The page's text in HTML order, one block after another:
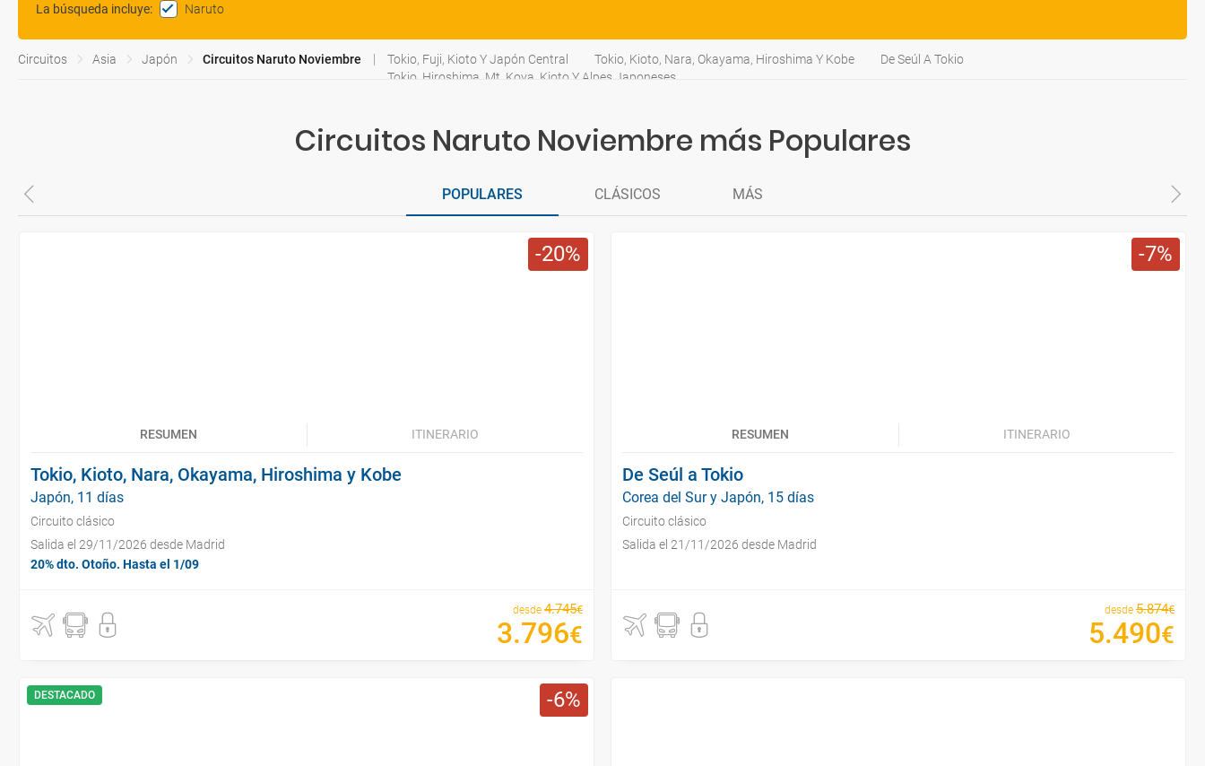
La búsqueda incluye: Naruto
Circuitos Asia Japón Circuitos Naruto Noviembre Tokio, Fuji, Kioto Y Japón Central Tokio, Kioto, Nara, Okayama, Hiroshima Y Kobe
De Seúl A Tokio
Tokio, Hiroshima, Mt. Koya, Kioto Y Alpes Japoneses
Circuitos Naruto Noviembre más Populares
POPULARES CLÁSICOS MÁS
20
RESUMEN ITINERARIO
Tokio, Kioto, Nara, Okayama, Hiroshima y Kobe
Japón, 11 días
Circuito clásico
Salida el 29/11/2026 desde Madrid
20% dto. Otoño. Hasta el 1/09
desde 4.745€
3.796€
7
RESUMEN ITINERARIO
De Seúl a Tokio
Corea del Sur y Japón, 15 días
Circuito clásico
Salida el 21/11/2026 desde Madrid
desde 5.874€
5.490€
6
DESTACADO